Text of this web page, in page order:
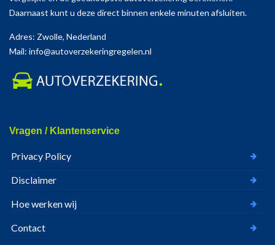
Daarnaast kunt u deze direct binnen enkele minuten afsluiten.
Adres: Zwolle, Nederland
Mail: info@autoverzekeringregelen.nl
Vragen / Klantenservice
Privacy Policy
Disclaimer
Hoe werken wij
Contact